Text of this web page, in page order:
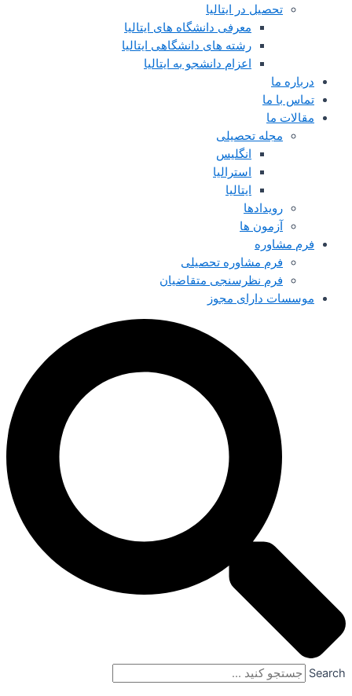
تحصیل در ایتالیا
معرفی دانشگاه های ایتالیا
رشته های دانشگاهی ایتالیا
اعزام دانشجو به ایتالیا
درباره ما
تماس با ما
مقالات ما
مجله تحصیلی
انگلیس
استرالیا
ایتالیا
رویدادها
آزمون ها
فرم مشاوره
فرم مشاوره تحصیلی
فرم نظرسنجی متقاضیان
موسسات دارای مجوز
Search